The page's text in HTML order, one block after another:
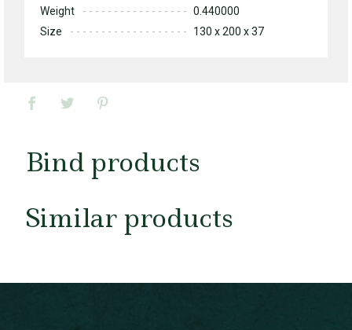
Weight
0.440000
Size
130 x 200 x 37
Bind products
Similar products